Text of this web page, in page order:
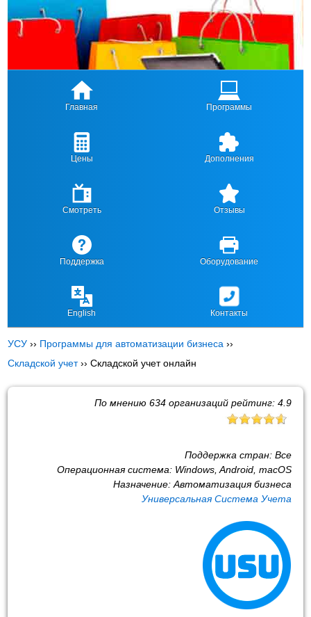
Главная Программы
Цены Дополнения
Смотреть Отзывы
Поддержка Оборудование
English Контакты
УСУ ›› Программы для автоматизации бизнеса ››
Складской учет››Складской учет онлайн
По мнению 634организаций рейтинг: 4.9
Поддержка стран: Все
Операционная система: Windows, Android, macOS
Назначение: Автоматизация бизнеса
Универсальная Система Учета